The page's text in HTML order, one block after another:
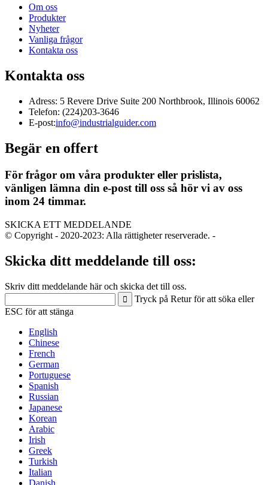
Om oss
Produkter
Nyheter
Vanliga frågor
Kontakta oss
Kontakta oss
Adress: 5 Revere Drive Suite 200 Northbrook, Illinois 60062
Telefon: (224)203-3646
E-post:info@industrialguider.com
Begär en offert
För frågor om våra produkter eller prislista,
vänligen lämna din e-post till oss så hör vi av oss
inom 24 timmar.
SKICKA ETT MEDDELANDE
© Copyright - 2020-2023: Alla rättigheter reserverade. -
Skicka ditt meddelande till oss:
Skriv ditt meddelande här och skicka det till oss.
Tryck på Retur för att söka eller
ESC för att stänga
English
Chinese
French
German
Portuguese
Spanish
Russian
Japanese
Korean
Arabic
Irish
Greek
Turkish
Italian
Danish